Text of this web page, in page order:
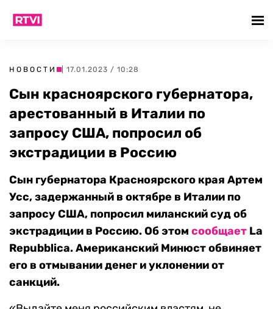
НОВОСТИ | 17.01.2023 / 10:28
Сын красноярского губернатора,
арестованный в Италии по
запросу США, попросил об
экстрадиции в Россию
Сын губернатора Красноярского края Артем
Усс, задержанный в октябре в Италии по
запросу США, попросил миланский суд об
экстрадиции в Россию. Об этом сообщает La
Repubblica. Американский Минюст обвиняет
его в отмывании денег и уклонении от
санкций.